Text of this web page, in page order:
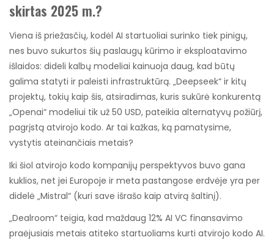
skirtas 2025 m.?
Viena iš priežasčių, kodėl AI startuoliai surinko tiek pinigų,
nes buvo sukurtos šių paslaugų kūrimo ir eksploatavimo
išlaidos: dideli kalbų modeliai kainuoja daug, kad būtų
galima statyti ir paleisti infrastruktūrą. „Deepseek“ ir kitų
projektų, tokių kaip šis, atsiradimas, kuris sukūrė konkurentą
„Openai“ modeliui tik už 50 USD, pateikia alternatyvų požiūrį,
pagrįstą atvirojo kodo. Ar tai kažkas, ką pamatysime,
vystytis ateinančiais metais?
Iki šiol atvirojo kodo kompanijų perspektyvos buvo gana
kuklios, net jei Europoje ir meta pastangose ​​erdvėje yra per
didelė „Mistral“ (kuri save išrašo kaip atvirą šaltinį).
„Dealroom“ teigia, kad maždaug 12% AI VC finansavimo
praėjusiais metais atiteko startuoliams kurti atvirojo kodo AI.